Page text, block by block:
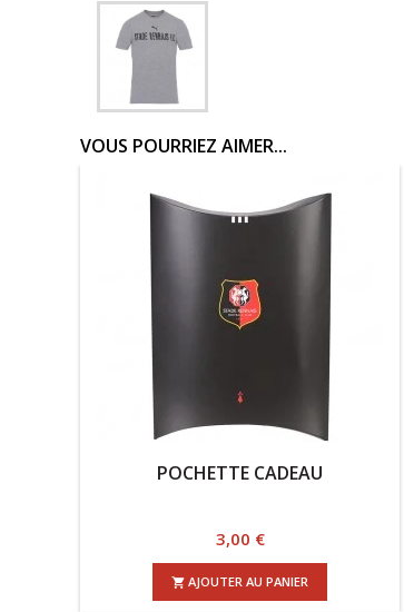
VOUS POURRIEZ AIMER...
POCHETTE CADEAU
Prix
3,00 €
 AJOUTER AU PANIER